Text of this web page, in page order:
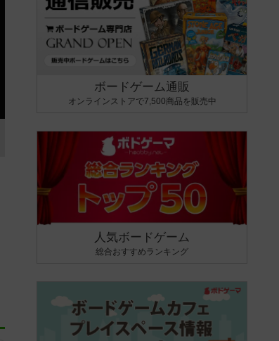
ボードゲーム通販
オンラインストアで7,500商品を販売中
人気ボードゲーム
総合おすすめランキング